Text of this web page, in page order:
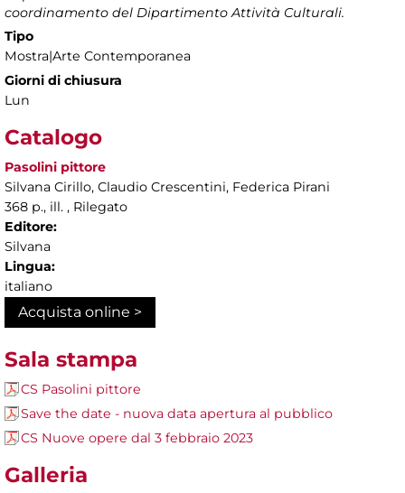
coordinamento del Dipartimento Attività Culturali.
Tipo
Mostra|Arte Contemporanea
Giorni di chiusura
Lun
Catalogo
Pasolini pittore
Silvana Cirillo, Claudio Crescentini, Federica Pirani
368 p., ill. , Rilegato
Editore:
Silvana
Lingua:
italiano
Acquista online >
Sala stampa
CS Pasolini pittore
Save the date - nuova data apertura al pubblico
CS Nuove opere dal 3 febbraio 2023
Galleria